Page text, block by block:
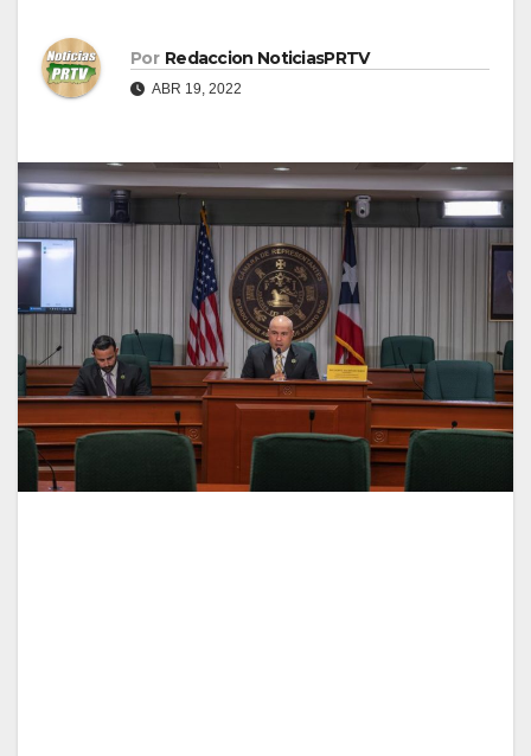
Por Redaccion NoticiasPRTV
ABR 19, 2022